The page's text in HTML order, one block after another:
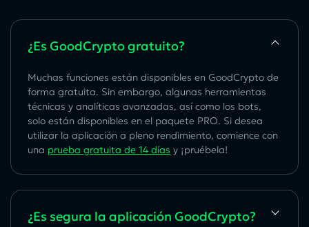
¿Es GoodCrypto gratuito?
Muchas funciones están disponibles en GoodCrypto de
forma gratuita. Sin embargo, algunas herramientas
técnicas y analíticas avanzadas, así como los bots,
solo están disponibles en el paquete PRO. Si desea
utilizar la aplicación a pleno rendimiento, comience con
una prueba gratuita de 14 días y ¡pruébela!
¿Es segura la aplicación GoodCrypto?